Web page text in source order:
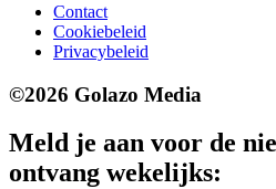
Contact
Cookiebeleid
Privacybeleid
©2026 Golazo Media
Meld je aan voor de
ontvang wekelijks: